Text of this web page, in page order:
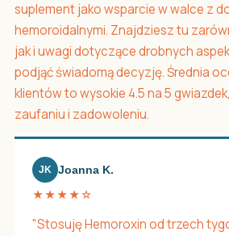
suplement jako wsparcie w walce z
hemoroidalnymi. Znajdziesz tu
jak i uwagi dotyczące drobnych
podjąć świadomą decyzję. Średnia
klientów to wysokie 4.5 na 5
zaufaniu i zadowoleniu.
JK Joanna K.
★★★★☆
"Stosuję Hemoroxin od trzech